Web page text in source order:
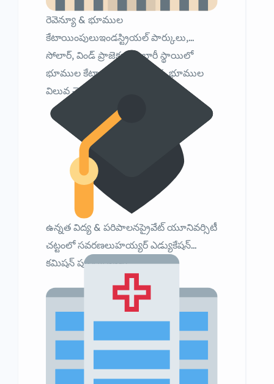
రెవెన్యూ & భూముల
కేటాయింపులుఇండస్ట్రియల్ పార్కులు,
సోలార్, విండ్ ప్రాజెక్టులకు భారీ స్థాయిలో
భూముల కేటాయింపుAPIIC కు భూముల
విలువ చెల్లింపు నిర్ణయం
ఉన్నత విద్య & పరిపాలనప్రైవేట్ యూనివర్సిటీ
చట్టంలో సవరణలుహయ్యర్ ఎడ్యుకేషన్
కమిషన్ పునర్నిర్మాణం